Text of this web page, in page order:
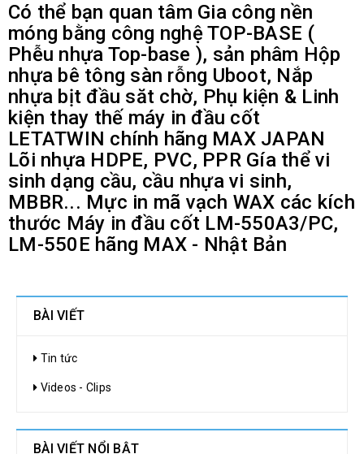
Có thể bạn quan tâm Gia công nền
móng bằng công nghệ TOP-BASE (
Phễu nhựa Top-base ), sản phâm Hộp
nhựa bê tông sàn rỗng Uboot, Nắp
nhựa bịt đầu săt chờ, Phụ kiện & Linh
kiện thay thế máy in đầu cốt
LETATWIN chính hãng MAX JAPAN
Lõi nhựa HDPE, PVC, PPR Gía thể vi
sinh dạng cầu, cầu nhựa vi sinh,
MBBR... Mực in mã vạch WAX các kích
thước Máy in đầu cốt LM-550A3/PC,
LM-550E hãng MAX - Nhật Bản
BÀI VIẾT
Tin tức
Videos - Clips
BÀI VIẾT NỔI BẬT